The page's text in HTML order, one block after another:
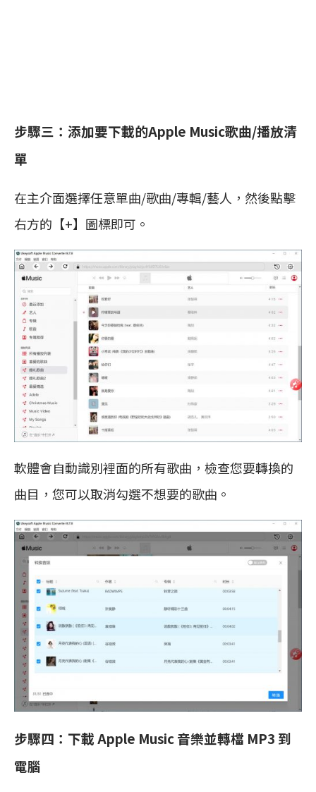
步驟三：添加要下載的Apple Music歌曲/播放清
單
在主介面選擇任意單曲/歌曲/專輯/藝人，然後點擊
右方的【+】圖標即可。
軟體會自動識別裡面的所有歌曲，檢查您要轉換的
曲目，您可以取消勾選不想要的歌曲。
步驟四：下載 Apple Music 音樂並轉檔 MP3 到
電腦